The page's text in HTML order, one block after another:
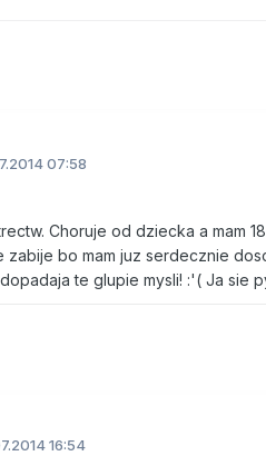
07:58
Choruje od dziecka a mam
zabije bo mam juz serdecznie
te glupie mysli! :'( Ja sie
16:54